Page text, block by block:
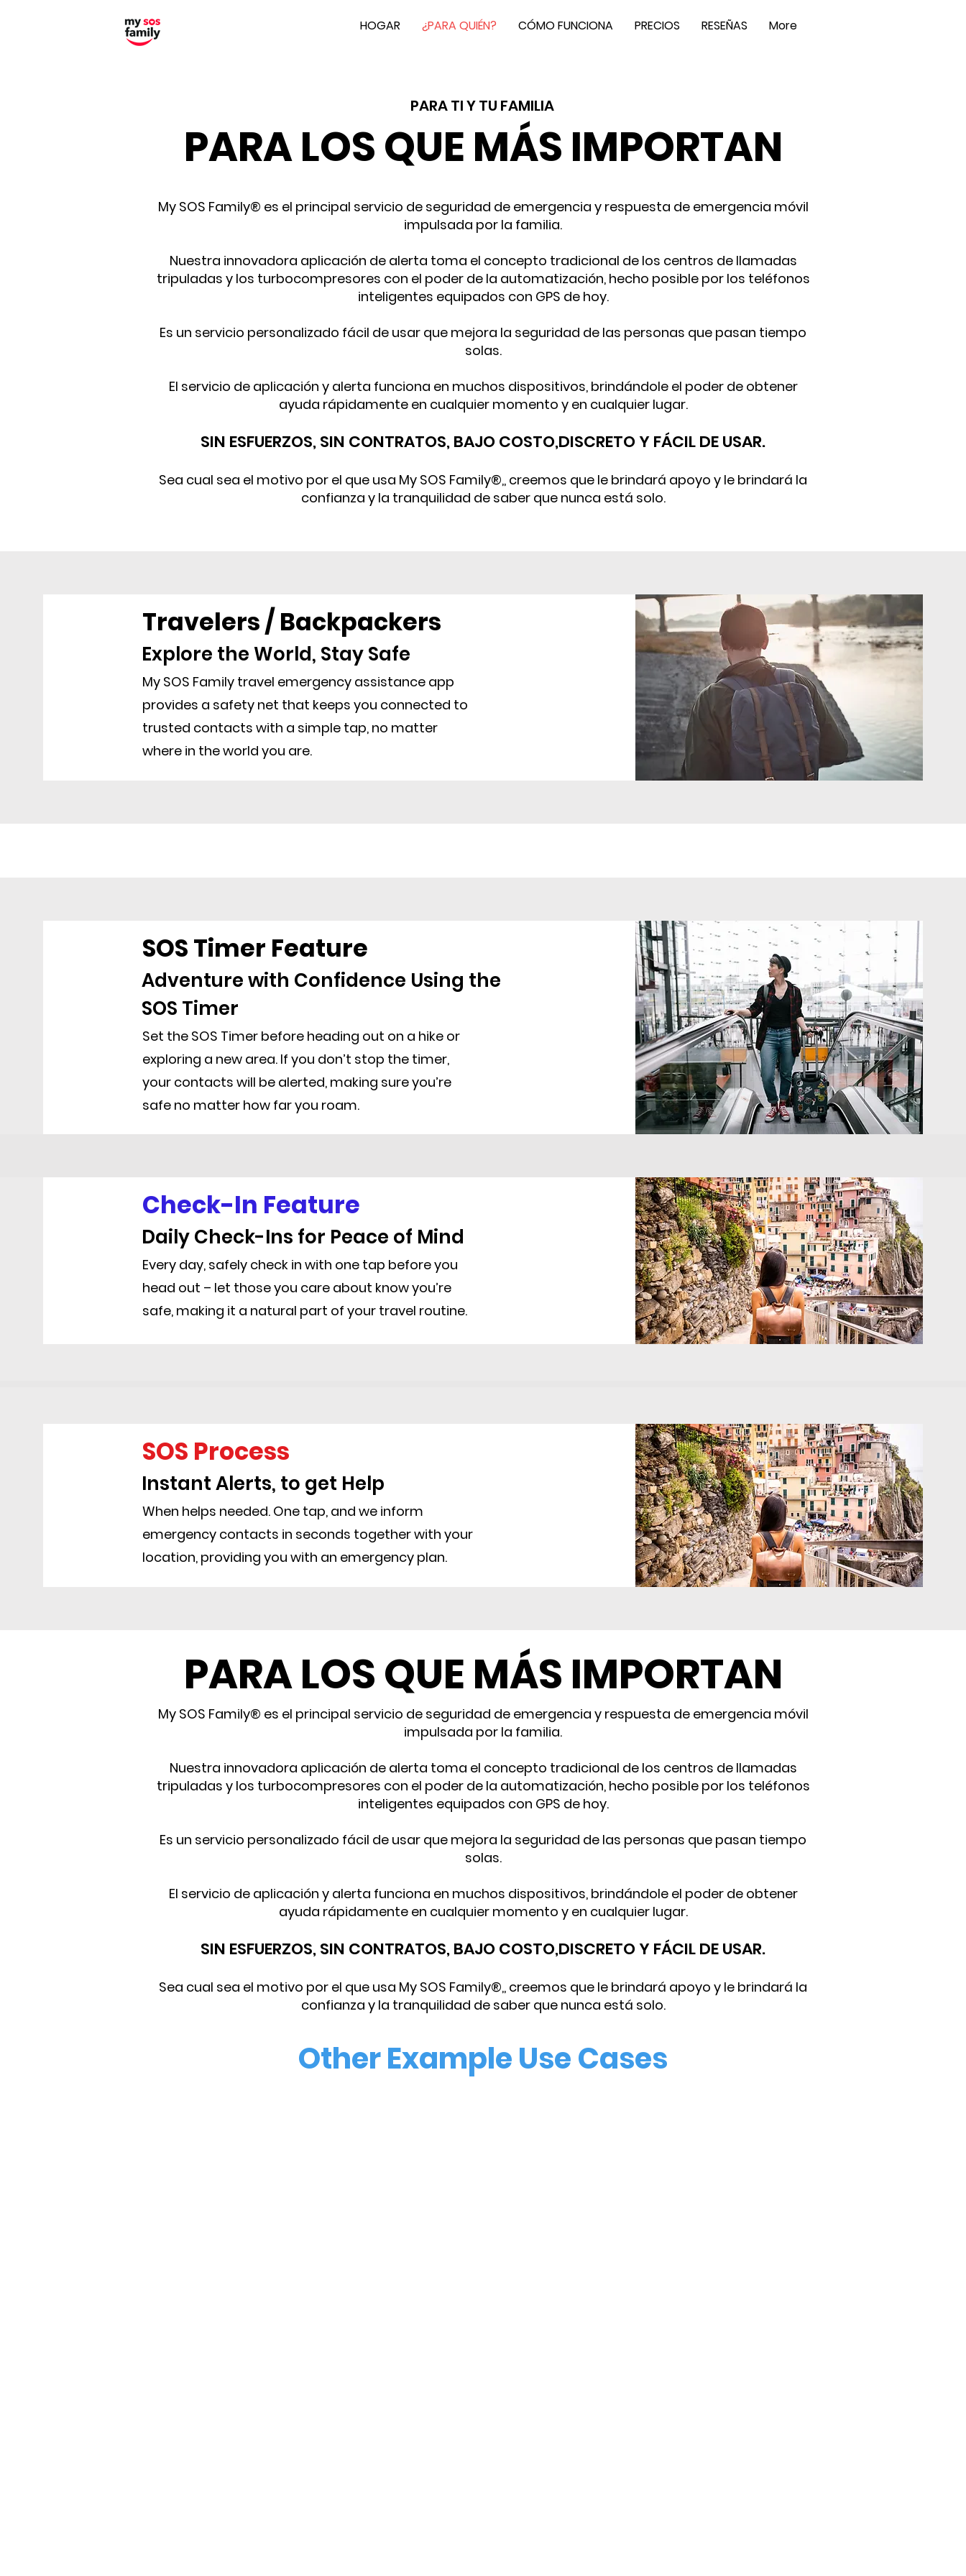
HOGAR ¿PARA QUIÉN? CÓMO FUNCIONA PRECIOS RESEÑAS More
PARA TI Y TU FAMILIA
PARA LOS QUE MÁS IMPORTAN
My SOS Family® es el principal servicio de seguridad de emergencia y respuesta de emergencia móvil
impulsada por la familia.
Nuestra innovadora aplicación de alerta toma el concepto tradicional de los centros de llamadas
tripuladas y los turbocompresores con el poder de la automatización, hecho posible por los teléfonos
inteligentes equipados con GPS de hoy.
Es un servicio personalizado fácil de usar que mejora la seguridad de las personas que pasan tiempo
solas.
El servicio de aplicación y alerta funciona en muchos dispositivos, brindándole el poder de obtener
ayuda rápidamente en cualquier momento y en cualquier lugar.
SIN ESFUERZOS, SIN CONTRATOS, BAJO COSTO,DISCRETO Y FÁCIL DE USAR.
Sea cual sea el motivo por el que usa My SOS Family®,, creemos que le brindará apoyo y le brindará la
confianza y la tranquilidad de saber que nunca está solo.
Travelers / Backpackers
Explore the World, Stay Safe
My SOS Family travel emergency assistance app
provides a safety net that keeps you connected to
trusted contacts with a simple tap, no matter
where in the world you are.
SOS Timer Feature
Adventure with Confidence Using the
SOS Timer
Set the SOS Timer before heading out on a hike or
exploring a new area. If you don’t stop the timer,
your contacts will be alerted, making sure you’re
safe no matter how far you roam.
Check-In Feature
Daily Check-Ins for Peace of Mind
Every day, safely check in with one tap before you
head out – let those you care about know you’re
safe, making it a natural part of your travel routine.
SOS Process
Instant Alerts, to get Help
When helps needed. One tap, and we inform
emergency contacts in seconds together with your
location, providing you with an emergency plan.
PARA LOS QUE MÁS IMPORTAN
My SOS Family® es el principal servicio de seguridad de emergencia y respuesta de emergencia móvil
impulsada por la familia.
Nuestra innovadora aplicación de alerta toma el concepto tradicional de los centros de llamadas
tripuladas y los turbocompresores con el poder de la automatización, hecho posible por los teléfonos
inteligentes equipados con GPS de hoy.
Es un servicio personalizado fácil de usar que mejora la seguridad de las personas que pasan tiempo
solas.
El servicio de aplicación y alerta funciona en muchos dispositivos, brindándole el poder de obtener
ayuda rápidamente en cualquier momento y en cualquier lugar.
SIN ESFUERZOS, SIN CONTRATOS, BAJO COSTO,DISCRETO Y FÁCIL DE USAR.
Sea cual sea el motivo por el que usa My SOS Family®,, creemos que le brindará apoyo y le brindará la
confianza y la tranquilidad de saber que nunca está solo.
Other Example Use Cases